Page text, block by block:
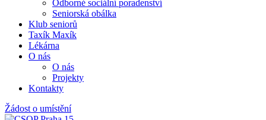
Odborné sociální poradenství
Seniorská obálka
Klub seniorů
Taxík Maxík
Lékárna
O nás
O nás
Projekty
Kontakty
Žádost o umístění